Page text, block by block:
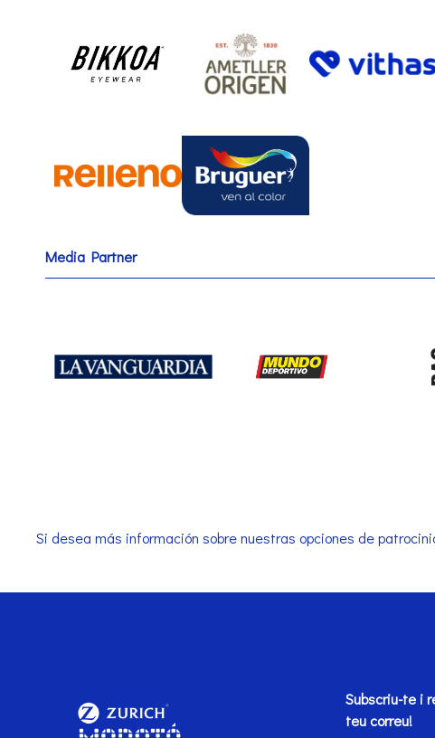
Media Partner
Si desea más información sobre nuestras opciones de
Subscriu-te i
teu correu!